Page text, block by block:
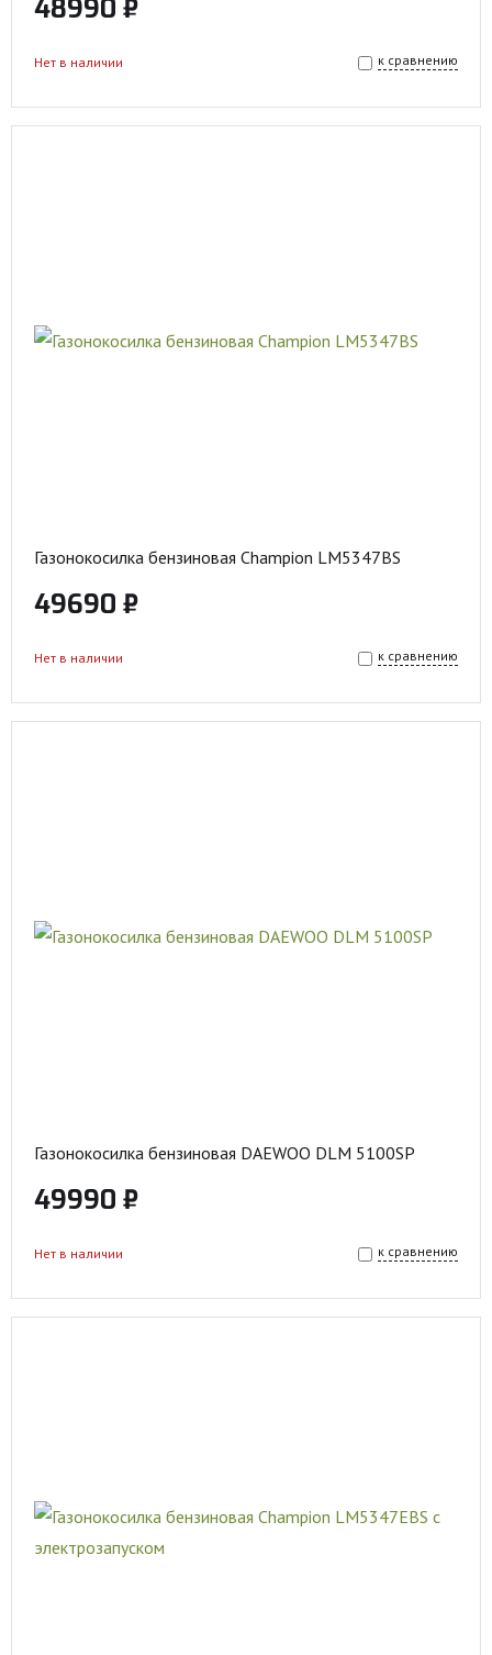
48990 ₽
к сравнению
Нет в наличии
Газонокосилка бензиновая Champion LM5347BS
49690 ₽
к сравнению
Нет в наличии
Газонокосилка бензиновая DAEWOO DLM 5100SP
49990 ₽
к сравнению
Нет в наличии